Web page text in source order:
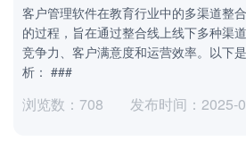
客户管理软件在教育行业中的多渠道整
的过程，旨在通过整合线上线下多种渠
竞争力、客户满意度和运营效率。以下
析： ###
浏览数：708 发布时间：2025-